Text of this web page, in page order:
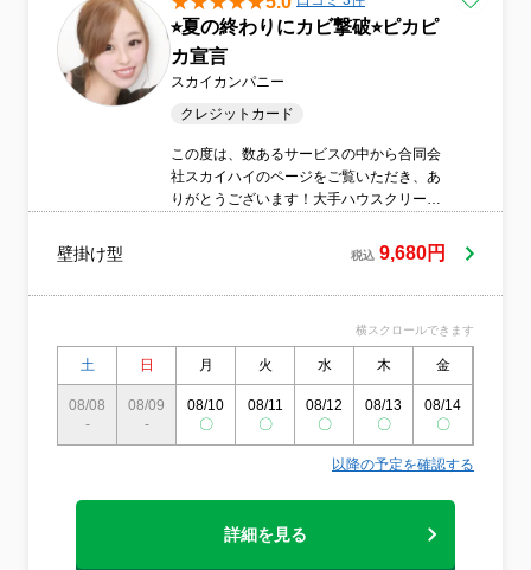
⭐︎夏の終わりにカビ撃破⭐︎ピカピ
カ宣言
スカイカンパニー
クレジットカード
この度は、数あるサービスの中から合同会
社スカイハイのページをご覧いただき、あ
りがとうございます！大手ハウスクリーニ
ロの技術を活かし、お客様にお喜びいただ
けるサービスをご提供して参ります♪多くの
がらの家事、掃除は本当に大変ですし、自
分の時間もなかなか持てないと思います。
ちよくお過ごしいただける空間を作ること
ができましたら嬉しく思います♪★☆どうぞ
宜しくお願いいたします☆★
壁掛け型 税込 9,680円
横スクロールできます
土 日 月 火 水 木 金
08/08
-
08/09
-
08/10
〇
08/11
〇
08/12
〇
08/13
〇
08/14
〇
以降の予定を確認する
詳細を見る